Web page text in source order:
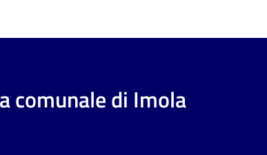
comunale di Imola